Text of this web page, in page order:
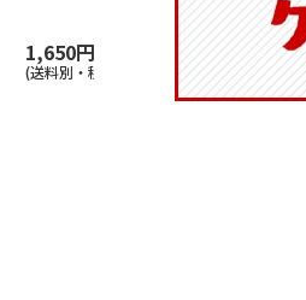
1,650円
(送料別・税込)
1,760円
(送料別・税込)